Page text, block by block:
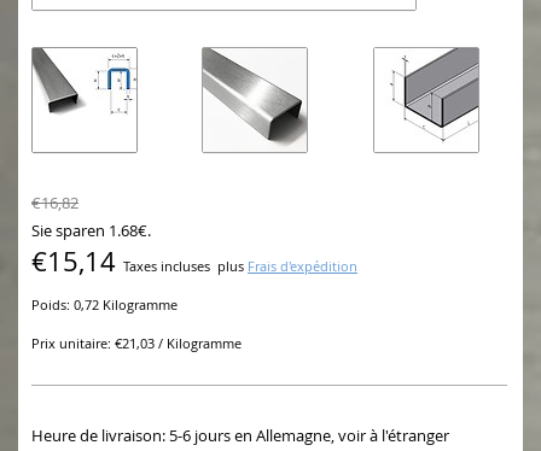
€16,82
Sie sparen 1.68€.
€15,14 Taxes incluses plus Frais d'expédition
Poids: 0,72 Kilogramme
Prix unitaire: €21,03 / Kilogramme
Heure de livraison: 5-6 jours en Allemagne, voir à l'étranger